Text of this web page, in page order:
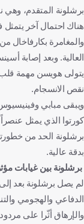
برشلونة المتقدم،
هناك احتمال آخر
والمغامرة بكارفاخال
العالية. وبعد إصابة
يتولى هويسن مهمة قلب
نقص الانسجام.
ويبقى مبابي
كورتوا الذي يمثل
برشلونة الحد من
بدقة عالية.
برشلونة بين غيابات
لم يصل برشلونة بعد
الدفاعي والهجومي
والإرهاق أثّرا على